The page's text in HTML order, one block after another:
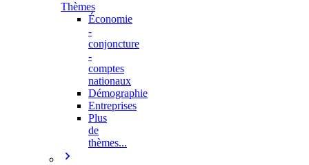
Thèmes
Économie
-
conjoncture
-
comptes
nationaux
Démographie
Entreprises
Plus
de
thèmes...